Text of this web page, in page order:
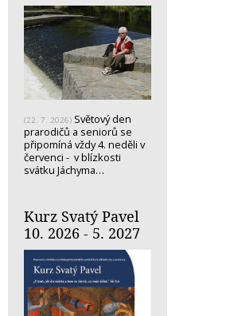
(22. 7. 2026) Světový den
prarodičů a seniorů se
připomíná vždy 4. neděli v
červenci - v blízkosti
svátku Jáchyma…
Kurz Svatý Pavel
10. 2026 - 5. 2027